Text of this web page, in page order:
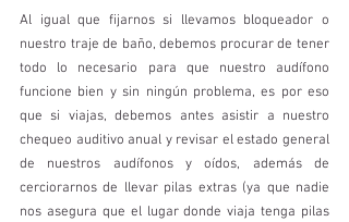
Al igual que fijarnos si llevamos bloqueador o
nuestro traje de baño, debemos procurar de tener
todo lo necesario para que nuestro audífono
funcione bien y sin ningún problema, es por eso
que si viajas, debemos antes asistir a nuestro
chequeo auditivo anual y revisar el estado general
de nuestros audífonos y oídos, además de
cerciorarnos de llevar pilas extras (ya que nadie
nos asegura que el lugar donde viaja tenga pilas